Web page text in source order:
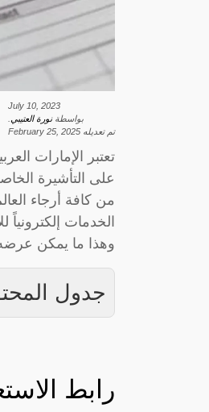
July 10, 2023
بواسطةنورة العتيبي
تم تعديله February 25, 2025
تعتبر الإمارات
على التأشيرة
من كافة أرجاء
الخدمات
وهذا ما يمكن
جدول
رابط